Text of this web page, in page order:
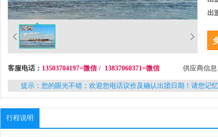
出
客服电话： 13503704197=微信 / 13837060371=微信 供应商信
提示：您的眼光不错；欢迎您电话议价及确认出团日期！请您记
行程说明